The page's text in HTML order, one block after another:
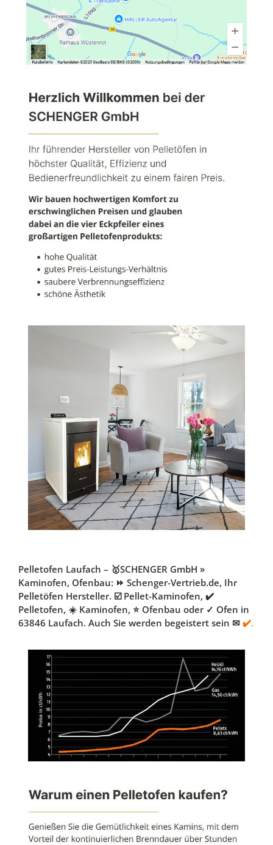
Pelletofen Laufach – 🥇SCHENGER GmbH »
Kaminofen, Ofenbau: ⏩ Schenger-Vertrieb.de, Ihr
Pelletöfen Hersteller. ☑️ Pellet-Kaminofen, ✔️
Pelletofen, ☀️ Kaminofen, ⭐ Ofenbau oder ✓ Ofen in
63846 Laufach. Auch Sie werden begeistert sein ✉ ✔️.